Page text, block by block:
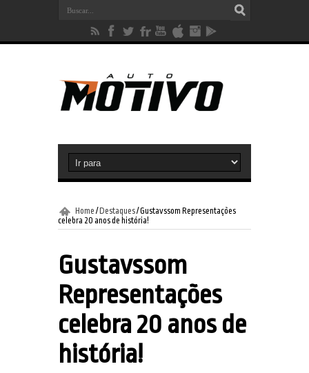
Home / Destaques/Gustavssom Representações
celebra 20 anos de história!
Gustavssom
Representações
celebra 20 anos de
história!